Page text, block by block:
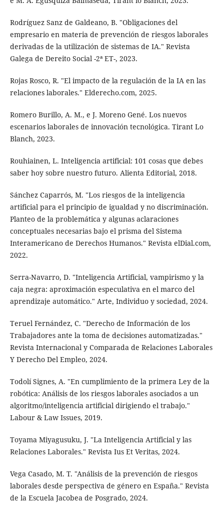
Rodríguez Sanz de Galdeano, B. "Obligaciones del
empresario en materia de prevención de riesgos laborales
derivadas de la utilización de sistemas de IA." Revista
Galega de Dereito Social -2ª ET-, 2023.
Rojas Rosco, R. "El impacto de la regulación de la IA en las
relaciones laborales." Elderecho.com, 2025.
Romero Burillo, A. M., e J. Moreno Gené. Los nuevos
escenarios laborales de innovación tecnológica. Tirant Lo
Blanch, 2023.
Rouhiainen, L. Inteligencia artificial: 101 cosas que debes
saber hoy sobre nuestro futuro. Alienta Editorial, 2018.
Sánchez Caparrós, M. "Los riesgos de la inteligencia
artificial para el principio de igualdad y no discriminación.
Planteo de la problemática y algunas aclaraciones
conceptuales necesarias bajo el prisma del Sistema
Interamericano de Derechos Humanos." Revista elDial.com,
2022.
Serra-Navarro, D. "Inteligencia Artificial, vampirismo y la
caja negra: aproximación especulativa en el marco del
aprendizaje automático." Arte, Individuo y sociedad, 2024.
Teruel Fernández, C. "Derecho de Información de los
Trabajadores ante la toma de decisiones automatizadas."
Revista Internacional y Comparada de Relaciones Laborales
Y Derecho Del Empleo, 2024.
Todolí Signes, A. "En cumplimiento de la primera Ley de la
robótica: Análisis de los riesgos laborales asociados a un
algoritmo/inteligencia artificial dirigiendo el trabajo."
Labour & Law Issues, 2019.
Toyama Miyagusuku, J. "La Inteligencia Artificial y las
Relaciones Laborales." Revista Ius Et Veritas, 2024.
Vega Casado, M. T. "Análisis de la prevención de riesgos
laborales desde perspectiva de género en España." Revista
de la Escuela Jacobea de Posgrado, 2024.